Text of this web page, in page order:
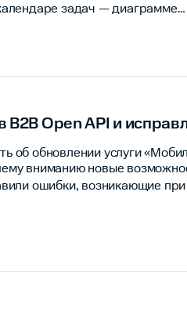
задач — диаграмме…
B2B Open API и
об обновлении услуги
вниманию новые
ошибки, возникающие при